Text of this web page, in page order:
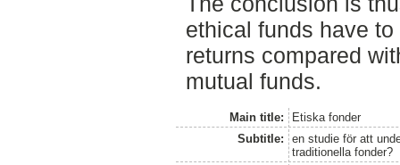
ethical funds have
returns compared
mutual funds.
Main title:
Etiska fonder
Subtitle:
en studie för att
traditionella fonder?